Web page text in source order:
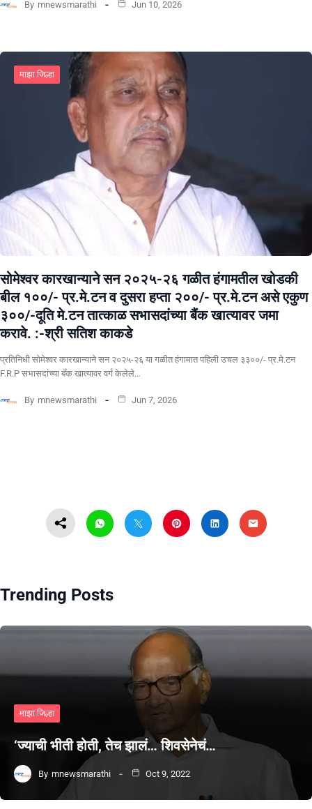
By mnewsmarathi Jun 10, 2026
माझा जिल्हा
सोमेश्वर कारखान्याने सन २०२५-२६ गळीत हंगामतील खोडकी
बील १००/- प्र.मे.टन व दुसरा हप्ता २००/- प्र.मे.टन असे एकुण
३००/-दूति मे.टन तात्काळ सभासदांच्या बैंक खात्यावर जमा
करावे. :-श्री सतिश काकडे
प्रतिनिधी सोमेश्वर कारखान्याने सन २०२५-२६ या गळीत हंगामात पहिली उचल ३३००/- प्र.मे.टन
F.R.P सभासदांच्या बँक खात्यावर वर्ग केलेले…
By mnewsmarathi Jun 7, 2026
Trending Posts
माझा जिल्हा
‘ज्याची भीती होती, तेच झालं… शिवसेनेचं…
By mnewsmarathi Oct 9, 2022